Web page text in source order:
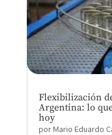
Flexibilización
Argentina: lo
hoy
porMario Eduardo